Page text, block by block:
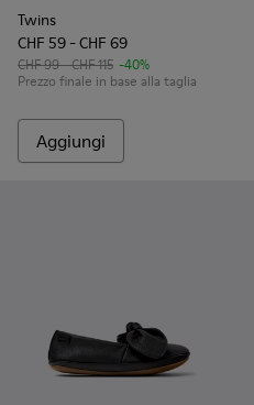
Twins
CHF 59 - CHF 69
CHF 99 - CHF 115 -40%
Prezzo finale in base alla taglia
Aggiungi